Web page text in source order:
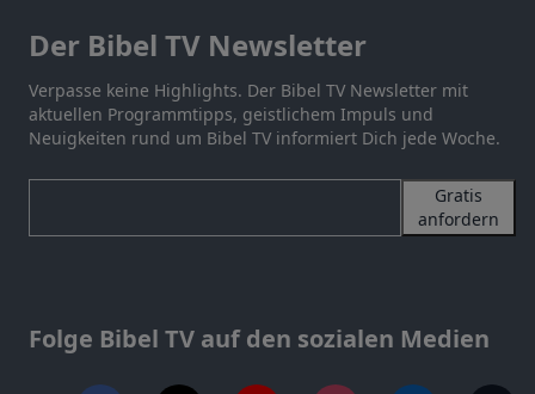
Der Bibel TV Newsletter
Verpasse keine Highlights. Der Bibel TV Newsletter mit
aktuellen Programmtipps, geistlichem Impuls und
Neuigkeiten rund um Bibel TV informiert Dich jede Woche.
Gratis
anfordern
Folge Bibel TV auf den sozialen Medien